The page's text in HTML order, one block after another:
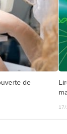
de
17/